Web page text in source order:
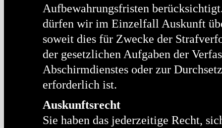
Aufbewahrungsfristen
dürfen wir im Einzelfall Auskunft
soweit dies für Zwecke der
der gesetzlichen Aufgaben der
Abschirmdienstes oder zur
erforderlich ist.
Auskunftsrecht
Sie haben das jederzeitige Recht,